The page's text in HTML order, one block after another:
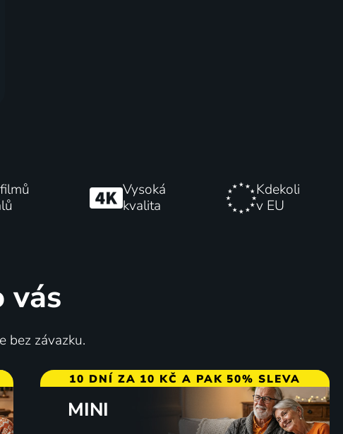
Vysoká
kvalita
Kdekoli
v EU
vás
bez závazku.
10 DNÍ ZA 10 KČ A PAK 50% SLEVA
MINI